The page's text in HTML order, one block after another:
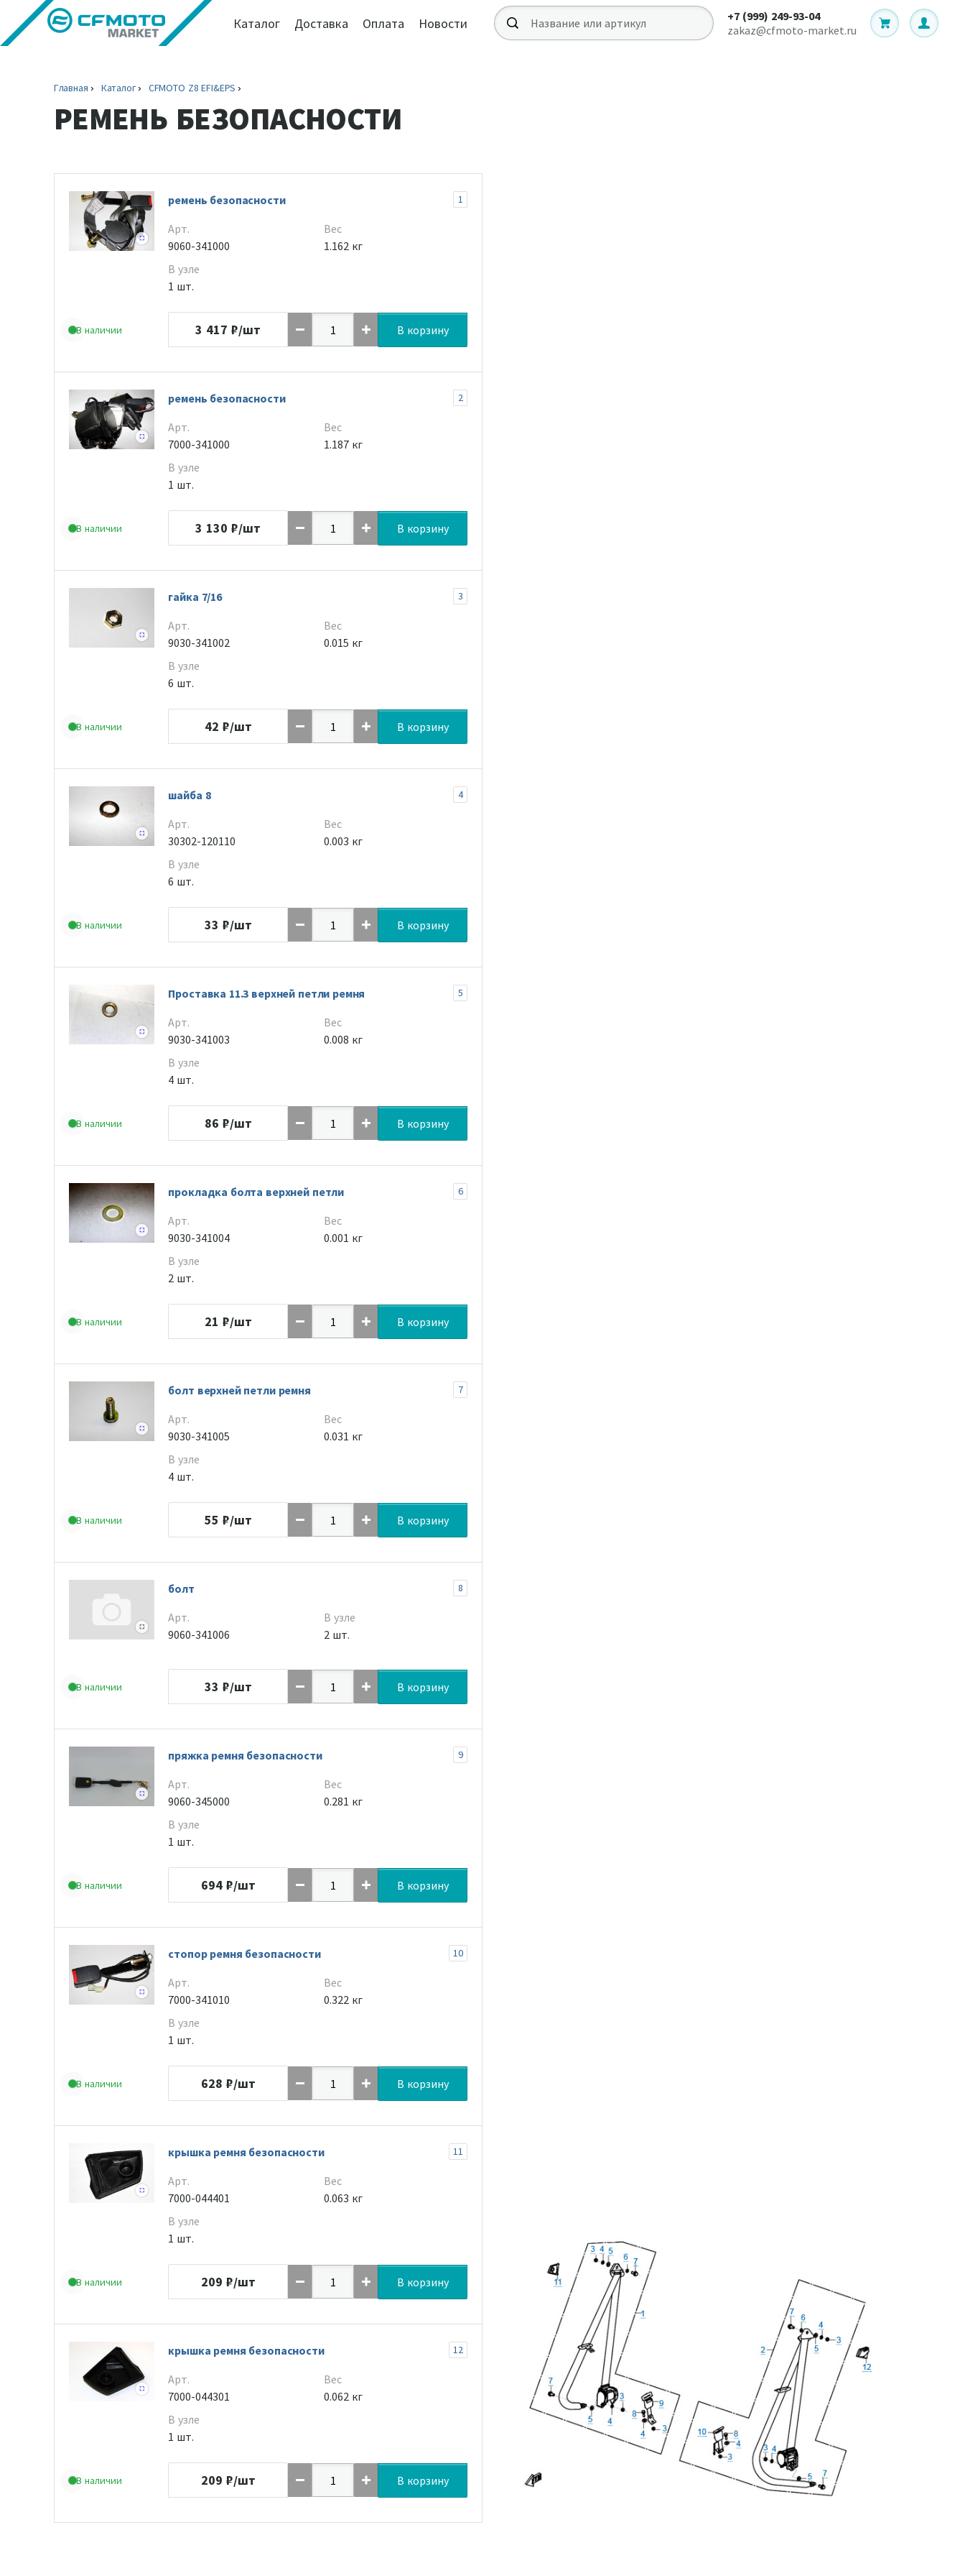
Каталог Доставка Оплата Новости
+7 (999) 249-93-04
zakaz@cfmoto-market.ru
Главная Каталог CFMOTO Z8 EFI&EPS
РЕМЕНЬ БЕЗОПАСНОСТИ
В наличии
ремень безопасности 1
Арт.
9060-341000
В узле
1 шт.
Вес
1.162 кг
3 417 ₽/шт В корзину
В наличии
ремень безопасности 2
Арт.
7000-341000
В узле
1 шт.
Вес
1.187 кг
3 130 ₽/шт В корзину
В наличии
гайка 7/16 3
Арт.
9030-341002
В узле
6 шт.
Вес
0.015 кг
42 ₽/шт В корзину
В наличии
шайба 8 4
Арт.
30302-120110
В узле
6 шт.
Вес
0.003 кг
33 ₽/шт В корзину
В наличии
Проставка 11.3 верхней петли ремня 5
Арт.
9030-341003
В узле
4 шт.
Вес
0.008 кг
86 ₽/шт В корзину
В наличии
прокладка болта верхней петли 6
Арт.
9030-341004
В узле
2 шт.
Вес
0.001 кг
21 ₽/шт В корзину
В наличии
болт верхней петли ремня 7
Арт.
9030-341005
В узле
4 шт.
Вес
0.031 кг
55 ₽/шт В корзину
В наличии
болт 8
Арт.
9060-341006
В узле
2 шт.
33 ₽/шт В корзину
В наличии
пряжка ремня безопасности 9
Арт.
9060-345000
В узле
1 шт.
Вес
0.281 кг
694 ₽/шт В корзину
В наличии
стопор ремня безопасности 10
Арт.
7000-341010
В узле
1 шт.
Вес
0.322 кг
628 ₽/шт В корзину
В наличии
крышка ремня безопасности 11
Арт.
7000-044401
В узле
1 шт.
Вес
0.063 кг
209 ₽/шт В корзину
В наличии
крышка ремня безопасности 12
Арт.
7000-044301
В узле
1 шт.
Вес
0.062 кг
209 ₽/шт В корзину